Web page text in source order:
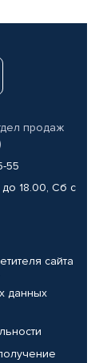
продаж
55
18.00, Сб с
сайта
данных